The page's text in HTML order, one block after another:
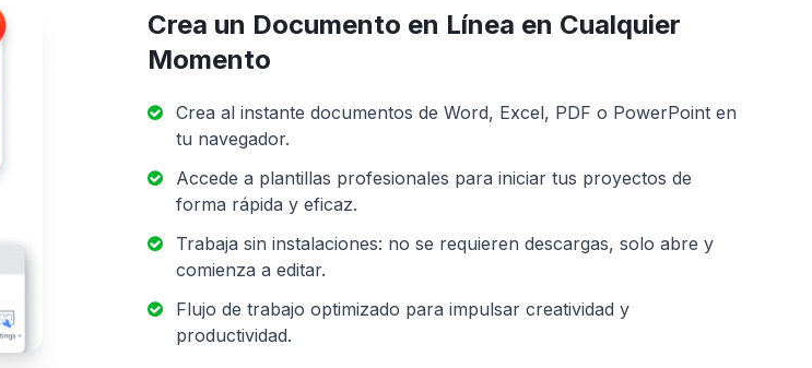
Crea un Documento en Línea en Cualquier
Momento
Crea al instante documentos de Word, Excel, PDF o PowerPoint en
tu navegador.
Accede a plantillas profesionales para iniciar tus proyectos de
forma rápida y eficaz.
Trabaja sin instalaciones: no se requieren descargas, solo abre y
comienza a editar.
Flujo de trabajo optimizado para impulsar creatividad y
productividad.